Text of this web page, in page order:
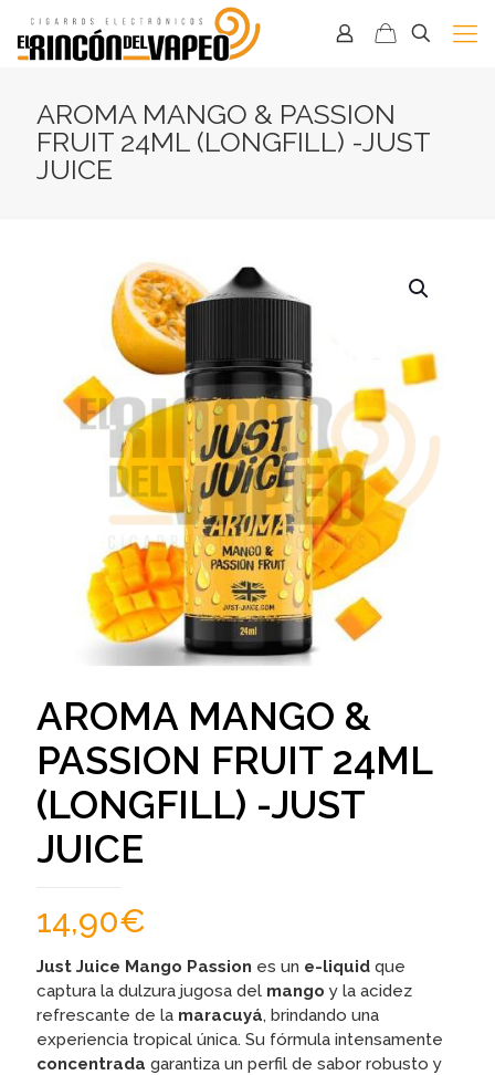
AROMA MANGO & PASSION
FRUIT 24ML (LONGFILL) -JUST
JUICE
AROMA MANGO &
PASSION FRUIT 24ML
(LONGFILL) -JUST
JUICE
14,90€
Just Juice Mango Passion es un e-liquid que
captura la dulzura jugosa del mango y la acidez
refrescante de la maracuyá, brindando una
experiencia tropical única. Su fórmula intensamente
concentrada garantiza un perfil de sabor robusto y